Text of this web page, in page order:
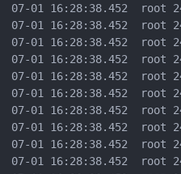
07-01 16:28:38.452  root
07-01 16:28:38.452  root
07-01 16:28:38.452  root
07-01 16:28:38.452  root
07-01 16:28:38.452  root
07-01 16:28:38.452  root
07-01 16:28:38.452  root
07-01 16:28:38.452  root
07-01 16:28:38.452  root
07-01 16:28:38.452  root